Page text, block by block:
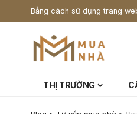
Bằng cách sử dụng trang
THỊ TRƯỜNG